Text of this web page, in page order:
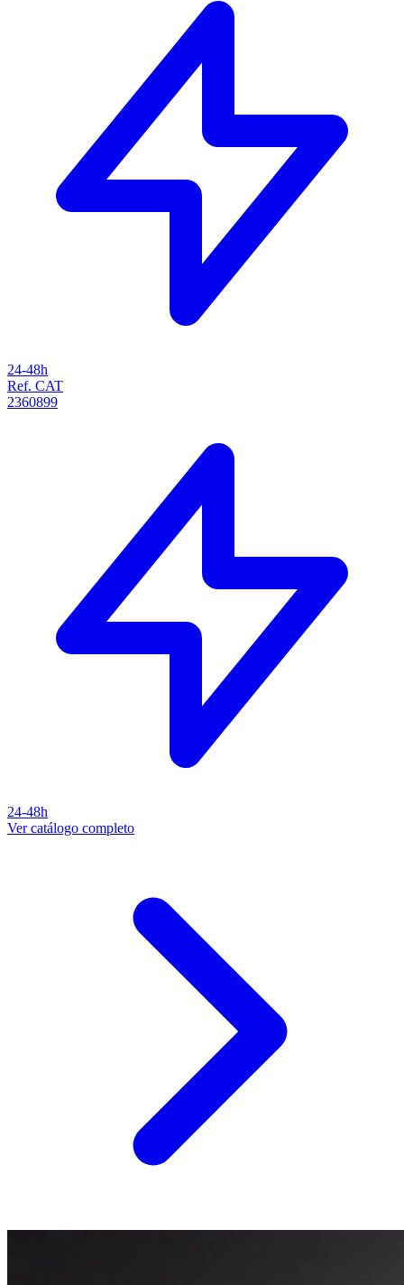
24-48h
Ref. CAT
2360899
24-48h
Ver catálogo completo